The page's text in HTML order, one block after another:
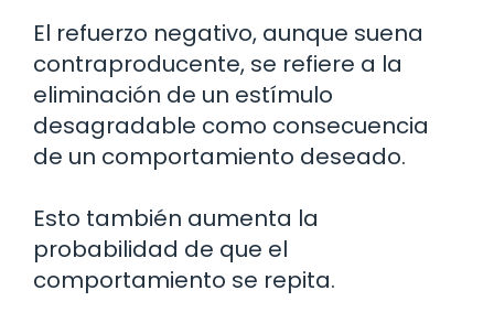
El refuerzo negativo, aunque suena
contraproducente, se refiere a la
eliminación de un estímulo
desagradable como consecuencia
de un comportamiento deseado.
Esto también aumenta la
probabilidad de que el
comportamiento se repita.